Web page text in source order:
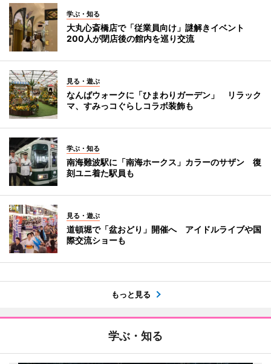
学ぶ・知る
大丸心斎橋店で「従業員向け」謎解きイベント
200人が閉店後の館内を巡り交流
見る・遊ぶ
なんばウォークに「ひまわりガーデン」 リラック
マ、すみっコぐらしコラボ装飾も
学ぶ・知る
南海難波駅に「南海ホークス」カラーのサザン 復
刻ユニ着た駅員も
見る・遊ぶ
道頓堀で「盆おどり」開催へ アイドルライブや国
際交流ショーも
もっと見る
学ぶ・知る